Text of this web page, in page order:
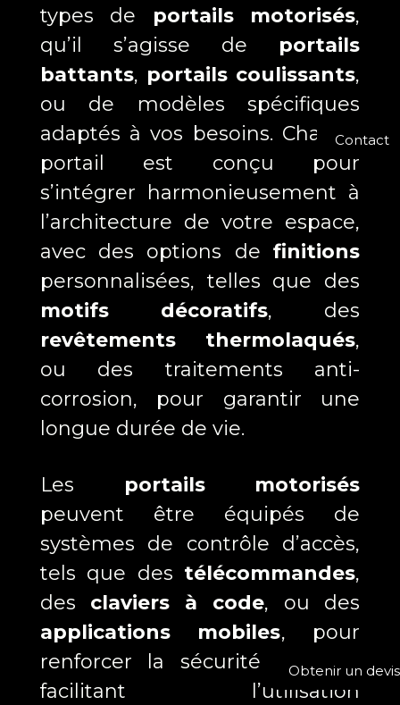
Obtenir un devis
Contact
types de portails motorisés,
qu’il s’agisse de portails
battants, portails coulissants,
ou de modèles spécifiques
adaptés à vos besoins. Chaque
portail est conçu pour
s’intégrer harmonieusement à
l’architecture de votre espace,
avec des options definitions
personnalisées, telles que des
motifs décoratifs, des
revêtements thermolaqués,
ou des traitements anti-
corrosion, pour garantir une
longue durée de vie.
Les portails motorisés
peuvent être équipés de
systèmes de contrôle d’accès,
tels que des télécommandes,
des claviers à code, ou des
applications mobiles, pour
renforcer la sécurité tout en
facilitant l’utilisation